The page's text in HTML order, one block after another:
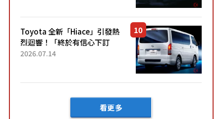
「三...
Toyota 全新「Hiace」引發熱
烈迴響！「終於有信心下訂
了！」「哪個等級交車最
車？...
2026.07.14
看更多